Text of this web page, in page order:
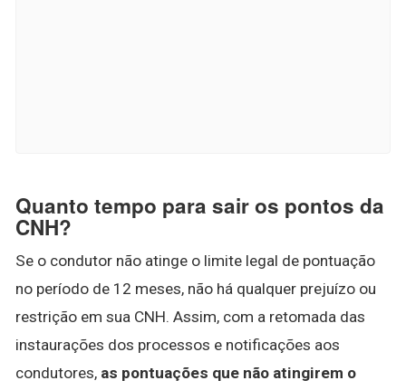
Quanto tempo para sair os pontos da
CNH?
Se o condutor não atinge o limite legal de pontuação
no período de 12 meses, não há qualquer prejuízo ou
restrição em sua CNH. Assim, com a retomada das
instaurações dos processos e notificações aos
condutores, as pontuações que não atingirem o